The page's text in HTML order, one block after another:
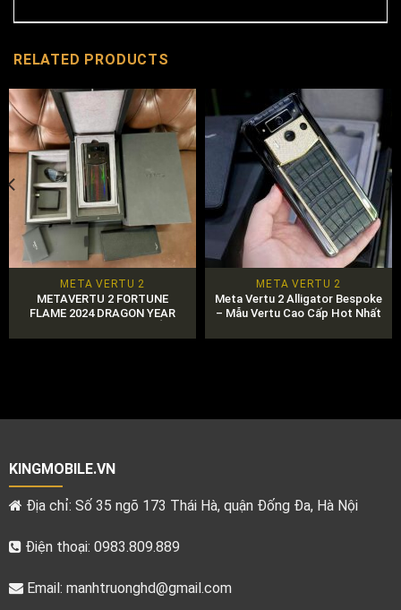
RELATED PRODUCTS
META VERTU 2
METAVERTU 2 FORTUNE
FLAME 2024 DRAGON YEAR
META VERTU 2
Meta Vertu 2 Alligator Bespoke
– Mẫu Vertu Cao Cấp Hot Nhất
KINGMOBILE.VN
Địa chỉ: Số 35 ngõ 173 Thái Hà, quận Đống Đa, Hà Nội
Điện thoại: 0983.809.889
Email: manhtruonghd@gmail.com